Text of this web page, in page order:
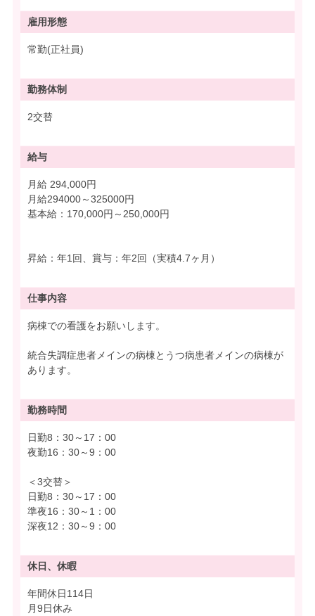
雇用形態
常勤(正社員)
勤務体制
2交替
給与
月給 294,000円
月給294000～325000円
基本給：170,000円～250,000円
昇給：年1回、賞与：年2回（実積4.7ヶ月）
仕事内容
病棟での看護をお願いします。
統合失調症患者メインの病棟とうつ病患者メインの病棟が
あります。
勤務時間
日勤8：30～17：00
夜勤16：30～9：00
＜3交替＞
日勤8：30～17：00
準夜16：30～1：00
深夜12：30～9：00
休日、休暇
年間休日114日
月9日休み